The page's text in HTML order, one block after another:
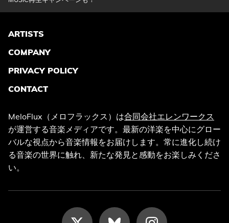
ARTISTS
COMPANY
PRIVACY POLICY
CONTACT
MeloFlux（メロフラックス）は合同会社エレンワークス
が運営する音楽メディアです。最新の洋楽を中心にグロー
バルな視点から音楽情報をお届けします。常に進化し続け
る音楽の世界に触れ、新たな発見と感動をお楽しみくださ
い。